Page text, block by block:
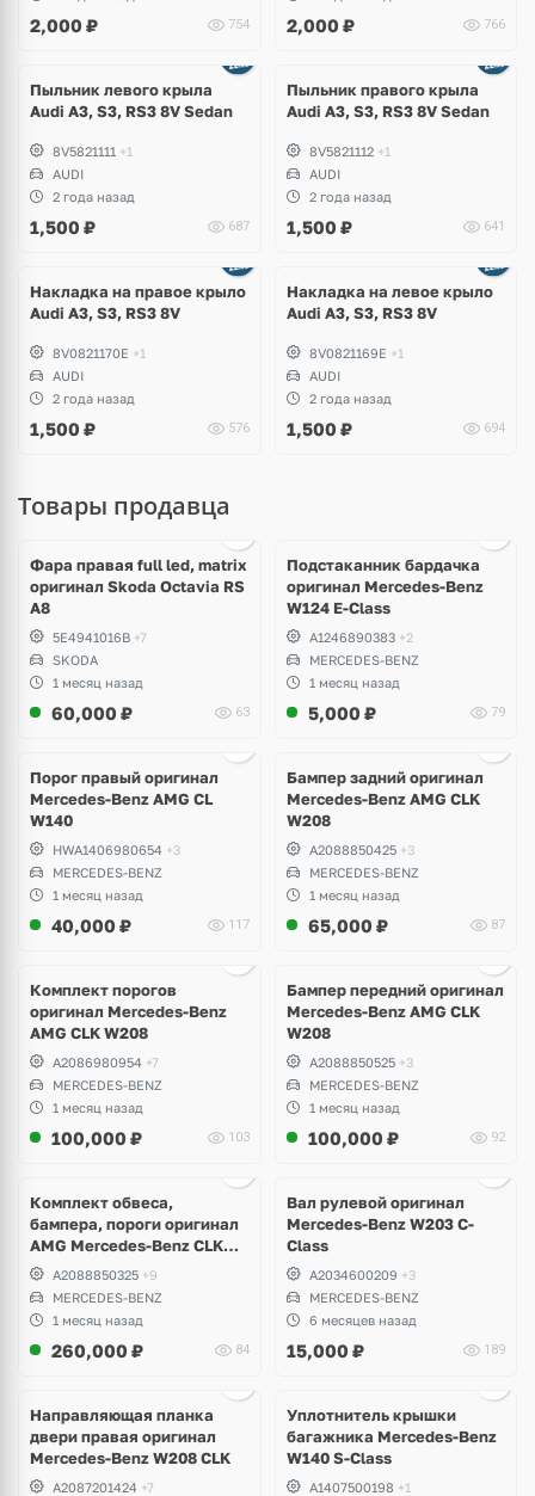
2,000 ₽ 754 2,000 ₽ 766
Пыльник левого крыла
Audi A3, S3, RS3 8V Sedan
8V5821111 +1
AUDI
2 года назад
1,500 ₽ 687
Пыльник правого крыла
Audi A3, S3, RS3 8V Sedan
8V5821112 +1
AUDI
2 года назад
1,500 ₽ 641
Накладка на правое крыло
Audi A3, S3, RS3 8V
8V0821170E +1
AUDI
2 года назад
1,500 ₽ 576
Накладка на левое крыло
Audi A3, S3, RS3 8V
8V0821169E +1
AUDI
2 года назад
1,500 ₽ 694
Товары продавца
Фара правая full led, matrix
оригинал Skoda Octavia RS
A8
5E4941016B +7
SKODA
1 месяц назад
60,000 ₽ 63
Подстаканник бардачка
оригинал Mercedes-Benz
W124 E-Class
A1246890383 +2
MERCEDES-BENZ
1 месяц назад
5,000 ₽ 79
Порог правый оригинал
Mercedes-Benz AMG CL
W140
HWA1406980654 +3
MERCEDES-BENZ
1 месяц назад
40,000 ₽ 117
Бампер задний оригинал
Mercedes-Benz AMG CLK
W208
A2088850425 +3
MERCEDES-BENZ
1 месяц назад
65,000 ₽ 87
Комплект порогов
оригинал Mercedes-Benz
AMG CLK W208
A2086980954 +7
MERCEDES-BENZ
1 месяц назад
100,000 ₽ 103
Бампер передний оригинал
Mercedes-Benz AMG CLK
W208
A2088850525 +3
MERCEDES-BENZ
1 месяц назад
100,000 ₽ 92
Комплект обвеса,
бампера, пороги оригинал
AMG Mercedes-Benz CLK
W208A2088850325 +9
MERCEDES-BENZ
1 месяц назад
260,000 ₽ 84
Вал рулевой оригинал
Mercedes-Benz W203 C-
Class
A2034600209 +3
MERCEDES-BENZ
6 месяцев назад
15,000 ₽ 189
Направляющая планка
двери правая оригинал
Mercedes-Benz W208 CLK
A2087201424 +7
Уплотнитель крышки
багажника Mercedes-Benz
W140 S-Class
A1407500198 +1